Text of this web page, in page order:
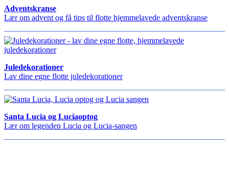
Adventskranse
Lær om advent og få tips til flotte hjemmelavede adventskranse
Juledekorationer
Lav dine egne flotte juledekorationer
Santa Lucia og Luciaoptog
Lær om legenden Lucia og Lucia-sangen